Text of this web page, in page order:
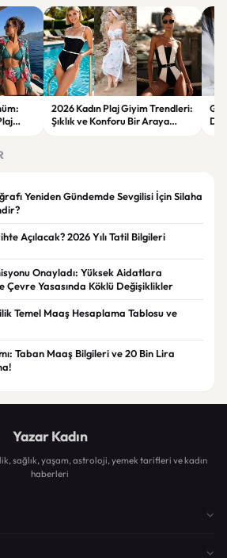
2026 Kadın Plaj Giyim Trendleri:
Şıklık ve Konforu Bir Araya
Yeniden Gündemde Sevgilisi İçin Silaha
Açılacak? 2026 Yılı Tatil Bilgileri
Onayladı: Yüksek Aidatlara
Çevre Yasasında Köklü Değişiklikler
Temel Maaş Hesaplama Tablosu ve
Taban Maaş Bilgileri ve 20 Bin Lira
Yazar Kadın
sağlık, yaşam, astroloji, yemek tarifleri ve kadın
haberleri